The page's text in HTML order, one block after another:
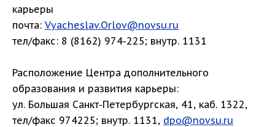
карьеры
почта: Vyacheslav.Orlov@novsu.ru
тел/факс: 8 (8162) 974-225; внутр. 1131
Расположение Центра дополнительного
образования и развития карьеры:
ул. Большая Санкт-Петербургская, 41, каб. 1322,
тел/факс 974225; внутр. 1131, dpo@novsu.ru